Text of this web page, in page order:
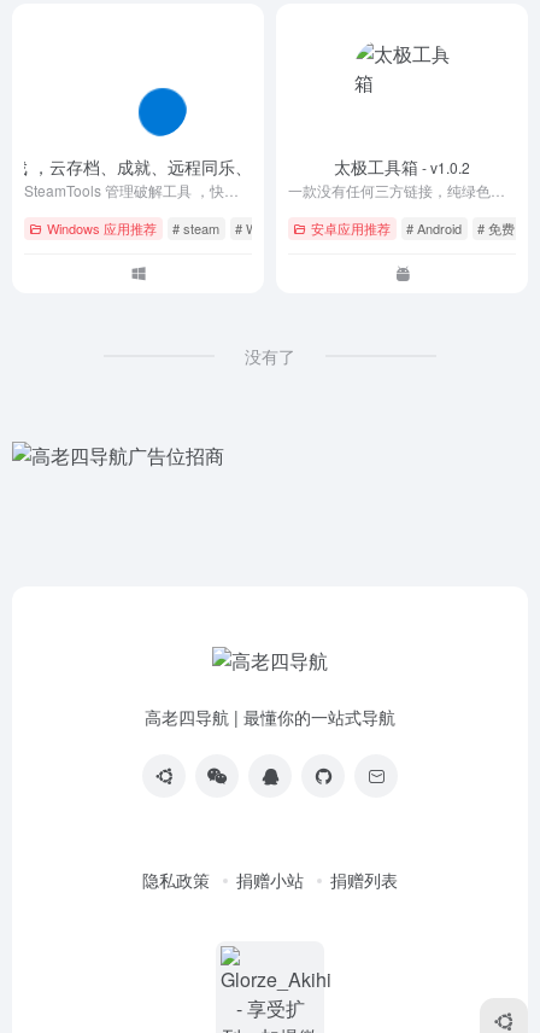
戏 ，云存档、成就、远程同乐、多人联机、创意工坊- 最新版
Windows 应用推荐 # steam # Windows # 下载
太极工具箱 - v1.0.2
安卓应用推荐 # Android # 免费
没有了
高老四导航 | 最懂你的一站式导航
隐私政策 捐赠小站 捐赠列表